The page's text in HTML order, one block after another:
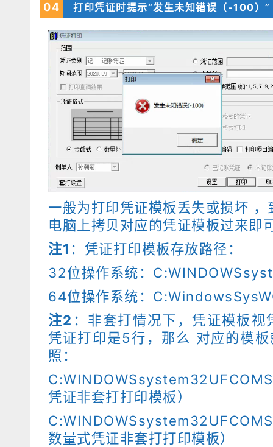
04 打印凭证时提示“发生未知错误（-100）”
一般为打印凭证模板丢失或损坏
电脑上拷贝对应的凭证模板过来即
注1 ：凭证打印模板存放路径：
32位操作系统：
64位操作系统：
注2 ：非套打情况下，凭证模板
凭证打印是5行，那么 对应的模
照：
凭证非套打打印模板）
数量式凭证非套打打印模板）